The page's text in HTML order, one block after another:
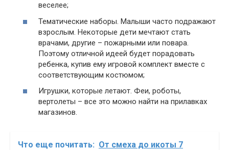
веселее;
Тематические наборы. Малыши часто подражают
взрослым. Некоторые дети мечтают стать
врачами, другие – пожарными или повара.
Поэтому отличной идеей будет порадовать
ребенка, купив ему игровой комплект вместе с
соответствующим костюмом;
Игрушки, которые летают. Феи, роботы,
вертолеты – все это можно найти на прилавках
магазинов.
Что еще почитать: От смеха до икоты 7